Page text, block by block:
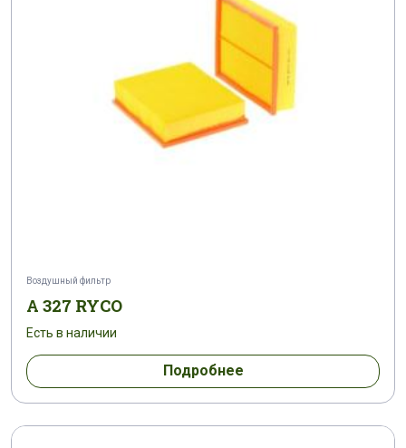
Воздушный фильтр
A 327 RYCO
Есть в наличии
Подробнее